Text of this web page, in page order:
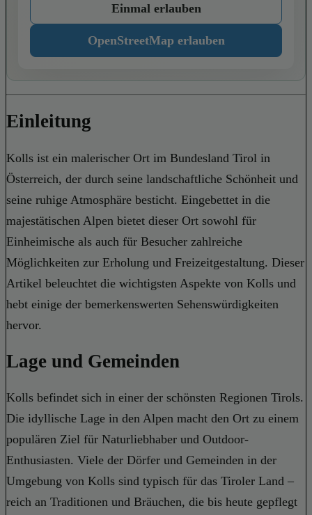
Einmal erlauben
OpenStreetMap erlauben
Einleitung
Kolls ist ein malerischer Ort im Bundesland Tirol in
Österreich, der durch seine landschaftliche Schönheit und
seine ruhige Atmosphäre besticht. Eingebettet in die
majestätischen Alpen bietet dieser Ort sowohl für
Einheimische als auch für Besucher zahlreiche
Möglichkeiten zur Erholung und Freizeitgestaltung. Dieser
Artikel beleuchtet die wichtigsten Aspekte von Kolls und
hebt einige der bemerkenswerten Sehenswürdigkeiten
hervor.
Lage und Gemeinden
Kolls befindet sich in einer der schönsten Regionen Tirols.
Die idyllische Lage in den Alpen macht den Ort zu einem
populären Ziel für Naturliebhaber und Outdoor-
Enthusiasten. Viele der Dörfer und Gemeinden in der
Umgebung von Kolls sind typisch für das Tiroler Land –
reich an Traditionen und Bräuchen, die bis heute gepflegt